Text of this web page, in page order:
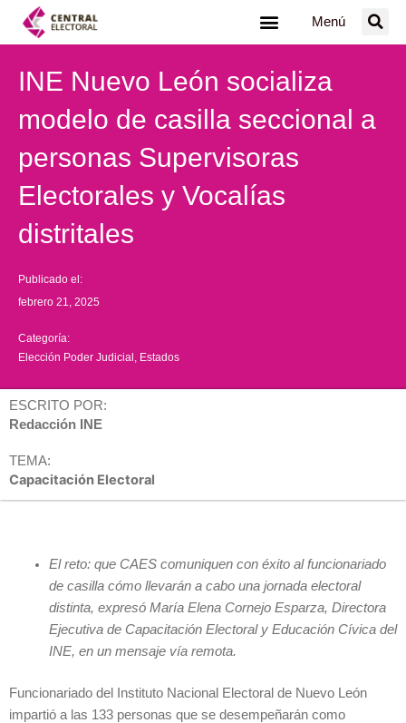
Menú
INE Nuevo León socializa
modelo de casilla seccional a
personas Supervisoras
Electorales y Vocalías
distritales
Publicado el:
febrero 21, 2025
Categoría:
Elección Poder Judicial Estados
ESCRITO POR:
Redacción INE
TEMA:
Capacitación Electoral
El reto: que CAES comuniquen con éxito al funcionariado
de casilla cómo llevarán a cabo una jornada electoral
distinta, expresó María Elena Cornejo Esparza, Directora
Ejecutiva de Capacitación Electoral y Educación Cívica del
INE, en un mensaje vía remota.
Funcionariado del Instituto Nacional Electoral de Nuevo León
impartió a las 133 personas que se desempeñarán como